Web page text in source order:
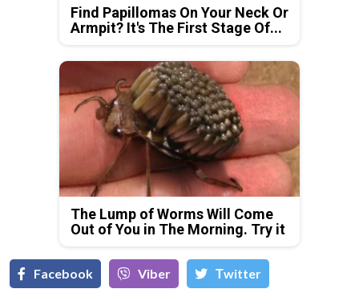
Find Papillomas On Your Neck Or
Armpit? It's The First Stage Of...
The Lump of Worms Will Come
Out of You in The Morning. Try it
Facebook Viber Тwitter